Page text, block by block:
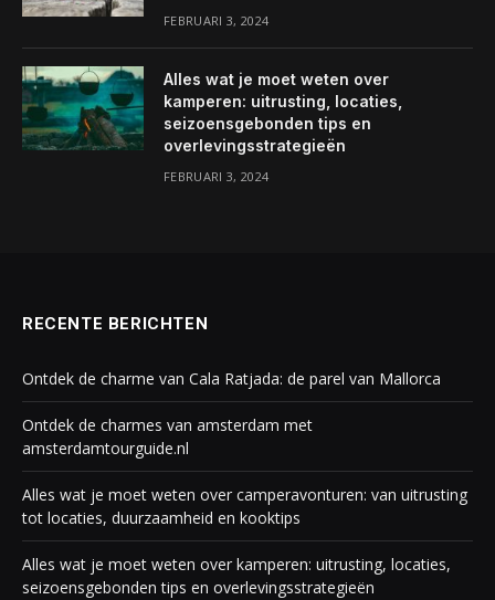
FEBRUARI 3, 2024
Alles wat je moet weten over
kamperen: uitrusting, locaties,
seizoensgebonden tips en
overlevingsstrategieën
FEBRUARI 3, 2024
RECENTE BERICHTEN
Ontdek de charme van Cala Ratjada: de parel van Mallorca
Ontdek de charmes van amsterdam met
amsterdamtourguide.nl
Alles wat je moet weten over camperavonturen: van uitrusting
tot locaties, duurzaamheid en kooktips
Alles wat je moet weten over kamperen: uitrusting, locaties,
seizoensgebonden tips en overlevingsstrategieën